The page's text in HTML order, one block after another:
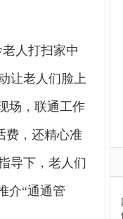
人打扫家中
让老人们脸上
场，联通工作
费，还精心准
导下，老人们
介“通通管